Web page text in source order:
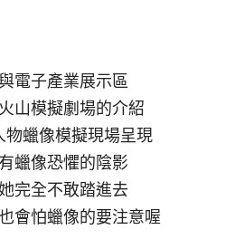
電子產業展示區
山模擬劇場的介紹
物蠟像模擬現場呈現
蠟像恐懼的陰影
完全不敢踏進去
會怕蠟像的要注意喔